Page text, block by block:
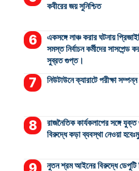
কবীরের জয় সুনিশ্চিত
একসঙ্গে লাঞ্চ করার ঘটনায়
সমস্ত নির্বাচন কর্মীদের সাসপেন্ড
সুব্রত গুপ্ত।
নিউটাউনে ক্যারাটে পরীক্ষা
রাজনৈতিক কার্যকলাপের সঙ্গে
বিরুদ্ধে কড়া ব্যবস্থা নেওয়া
নুতন শ্রম আইনের বিরুদ্ধে ডেপুটি